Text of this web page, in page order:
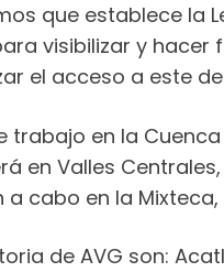
que establece la
visibilizar y
el acceso a este
en la
en Valles
cabo en la Mixteca,
de AVG son: